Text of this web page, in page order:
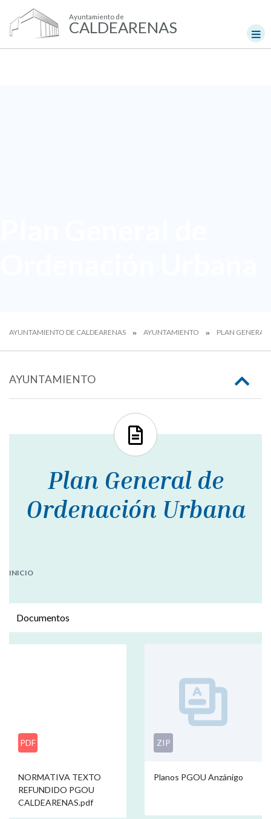
Ayuntamiento de
CALDEARENAS
AYUNTAMIENTO DE CALDEARENAS AYUNTAMIENTO PLAN
AYUNTAMIENTO
Plan General de
Ordenación Urbana
INICIO
Documentos
PDF
NORMATIVA TEXTO
REFUNDIDO PGOU
CALDEARENAS.pdf
ZIP
Planos PGOU Anzánigo